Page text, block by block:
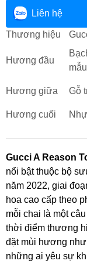
Liên hệ
Thương hiệu
Hương đầu
Hương giữa Gỗ
Hương cuối
Gucci A Reason
nổi bật thuộc bộ
năm 2022, giai
hoa cao cấp theo
mỗi chai là một
thời điểm thương
đặt mùi hương như
những ai yêu sự